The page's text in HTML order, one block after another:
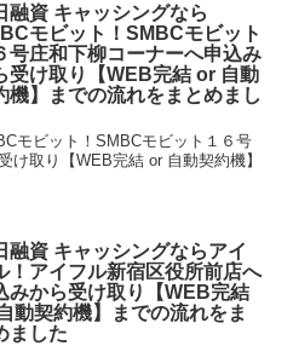
融資 キャッシングなら
モビット！SMBCモビット
号庄和下柳コーナーへ申込み
受け取り【WEB完結 or 自動
機】までの流れをまとめまし
モビット！SMBCモビット１６号
け取り【WEB完結 or 自動契約機】
融資 キャッシングならアイ
！アイフル新宿区役所前店へ
みから受け取り【WEB完結
動契約機】までの流れをま
ました